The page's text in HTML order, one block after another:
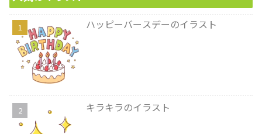
ハッピーバースデーのイラスト
キラキラのイラスト